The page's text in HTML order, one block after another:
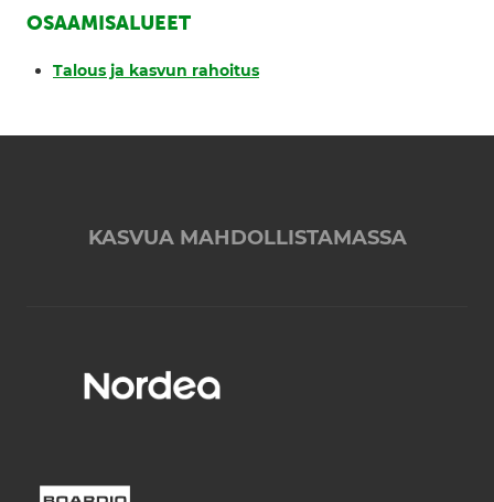
OSAAMISALUEET
Talous ja kasvun rahoitus
KASVUA MAHDOLLISTAMASSA